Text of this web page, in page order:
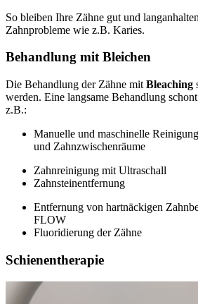
So bleiben Ihre Zähne gut und
Zahnprobleme wie z.B. Karies.
Behandlung mit Bleichen
Die Behandlung der Zähne mit Bleaching
werden. Eine langsame Behandlung
z.B.:
Manuelle und maschinelle
und Zahnzwischenräume
Zahnreinigung mit Ultraschall
Zahnsteinentfernung
Entfernung von hartnäckigen
FLOW
Fluoridierung der Zähne
Schienentherapie